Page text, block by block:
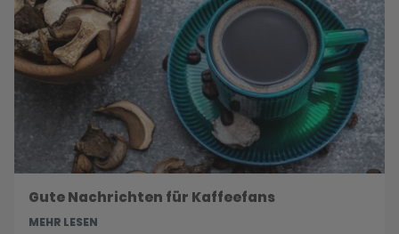
Gute Nachrichten für Kaffeefans
MEHR LESEN